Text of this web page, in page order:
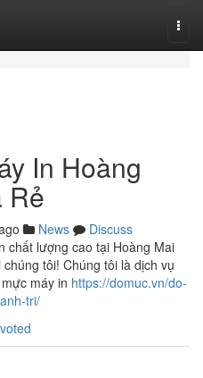
In Hoàng
Rẻ
News
Discuss
chất lượng cao tại Hoàng Mai
tôi! Chúng tôi là dịch vụ
máy in https://domuc.vn/do-
tri/